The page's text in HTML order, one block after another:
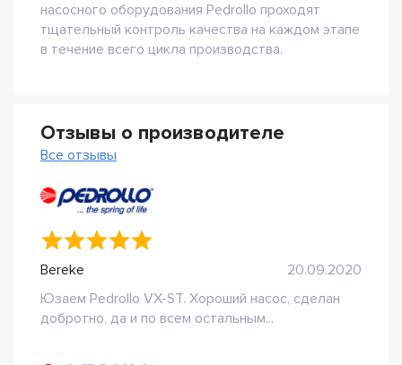
насосного оборудования Pedrollo проходят
тщательный контроль качества на каждом этапе
в течение всего цикла производства.
Отзывы о производителе
Все отзывы
Bereke
20.09.2020
Юзаем Pedrollo VX-ST. Хороший насос, сделан
добротно, да и по всем остальным...